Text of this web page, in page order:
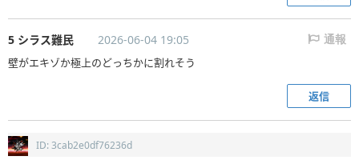
5 シラス難民 2026-06-04 19:05 通報
壁がエキゾか極上のどっちかに割れそう
返信
ID: 3cab2e0df76236d